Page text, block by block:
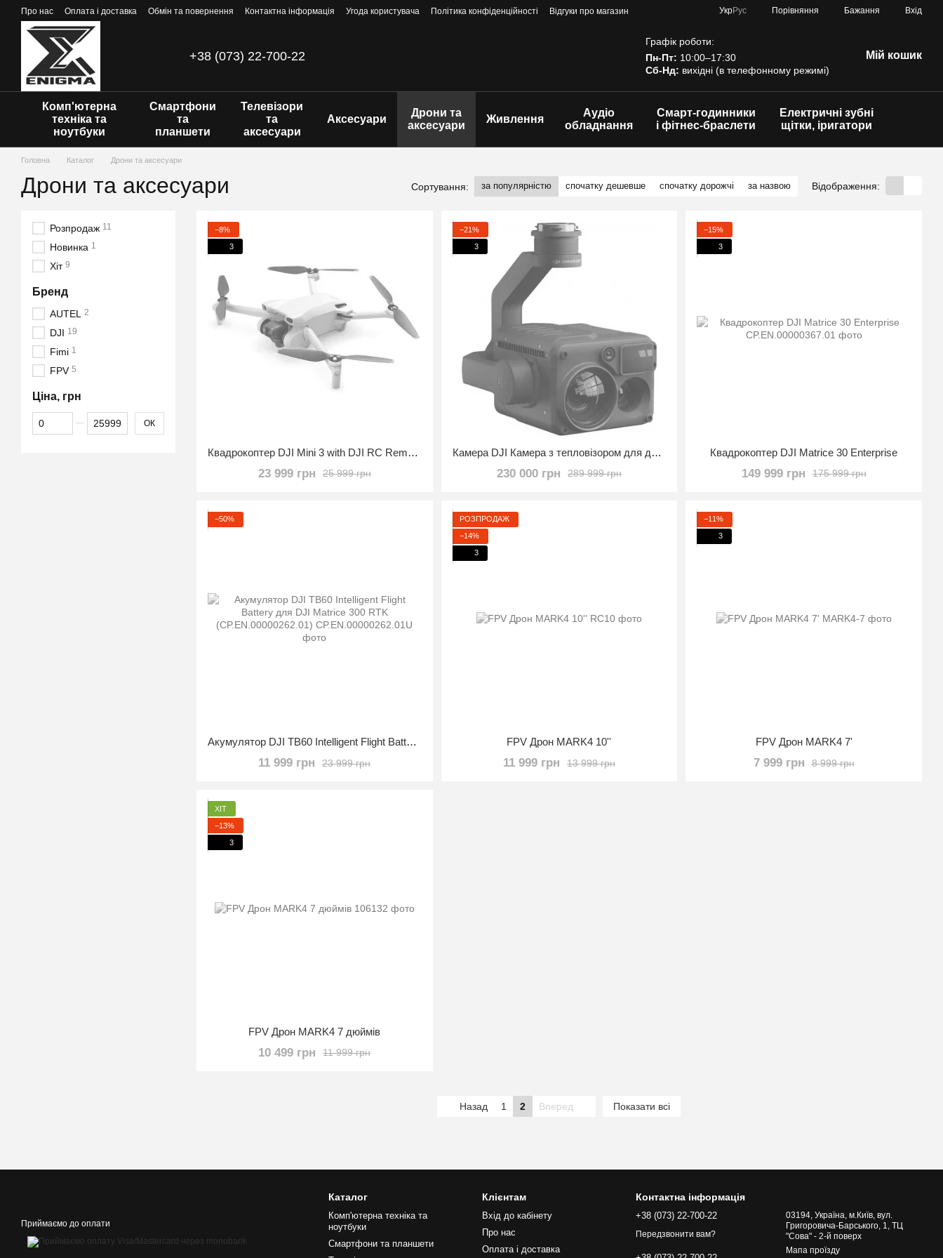
Перейти до основного контенту
Про нас Оплата і доставка Обмін та повернення Контактна інформація Угода користувача Політика конфіденційності Відгуки про магазин УкрРус Порівняння Бажання Вхід
+38 (073) 22-700-22
Графік роботи:
Пн-Пт: 10:00–17:30
Сб-Нд: вихідні (в телефонному режимі)
Мій кошик
Комп'ютерна
техніка та
ноутбуки
Смартфони
та
планшети
Телевізори
та
аксесуари
Аксесуари
Дрони та
аксесуари
Живлення
Аудіо
обладнання
Смарт-годинники
і фітнес-браслети
Електричні зубні
щітки, іригатори
Головна Каталог Дрони та аксесуари
Дрони та аксесуари Сортування: за популярністю спочатку дешевше спочатку дорожчі за назвою Відображення:
−8%
3
Квадрокоптер DJI Mini 3 with DJI RC Remote (CP.MA.00000587.01)
25 999 грн
23 999 грн
−21%
3
Камера DJI Камера з тепловізором для дрона DJI Matrice 300 RTK - DJI Zenmuse H20T
289 999 грн
230 000 грн
−15%
3
Квадрокоптер DJI Matrice 30 Enterprise
175 999 грн
149 999 грн
−50%
Акумулятор DJI TB60 Intelligent Flight Battery для DJI Matrice 300 RTK (CP.EN.00000262.01)
23 999 грн
11 999 грн
РОЗПРОДАЖ
−14%
3
FPV Дрон MARK4 10''
13 999 грн
11 999 грн
−11%
3
FPV Дрон MARK4 7'
8 999 грн
7 999 грн
ХІТ
−13%
3
FPV Дрон MARK4 7 дюймів
11 999 грн
10 499 грн
Назад 1 2 Вперед Показати всі
Розпродаж 11
Новинка 1
Хіт 9
Бренд
AUTEL 2
DJI 19
Fimi 1
FPV 5
Ціна, грн
Від Ціна, грн
До Ціна, грн ОК
Приймаємо до оплати
Каталог
Комп'ютерна техніка та
ноутбуки
Смартфони та планшети
Клієнтам
Вхід до кабінету
Про нас
Оплата і доставка
Контактна інформація
+38 (073) 22-700-22
Передзвонити вам?
03194, Україна, м.Київ, вул.
Григоровича-Барського, 1, ТЦ
"Сова" - 2-й поверх
Мапа проїзду